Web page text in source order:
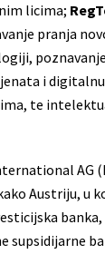
licima;
pranja
i
te
AG
Austriju, u
supsidijarne